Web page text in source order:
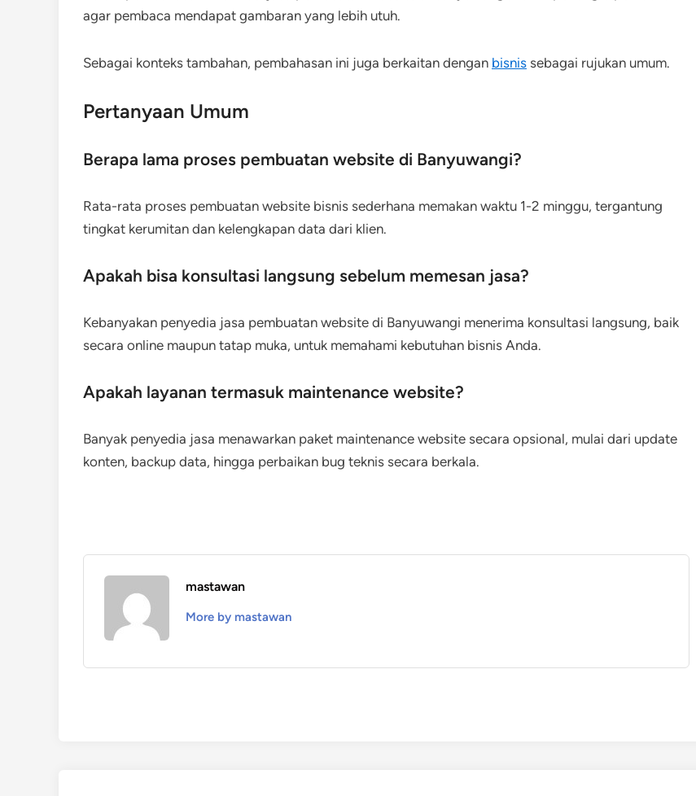
agar pembaca mendapat gambaran yang lebih utuh.
Sebagai konteks tambahan, pembahasan ini juga berkaitan dengan bisnis sebagai rujukan umum.
Pertanyaan Umum
Berapa lama proses pembuatan website di Banyuwangi?
Rata-rata proses pembuatan website bisnis sederhana memakan waktu 1-2 minggu, tergantung
tingkat kerumitan dan kelengkapan data dari klien.
Apakah bisa konsultasi langsung sebelum memesan jasa?
Kebanyakan penyedia jasa pembuatan website di Banyuwangi menerima konsultasi langsung, baik
secara online maupun tatap muka, untuk memahami kebutuhan bisnis Anda.
Apakah layanan termasuk maintenance website?
Banyak penyedia jasa menawarkan paket maintenance website secara opsional, mulai dari update
konten, backup data, hingga perbaikan bug teknis secara berkala.
mastawan
More by mastawan